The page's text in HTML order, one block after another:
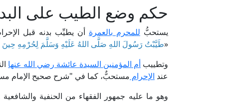
حكم وضع الطيب على
يستحبُّ للمحرم بالعمرة أن يطيِّب بدنه قبل
«طَيَّبْتُ رَسُولَ اللهِ صَلَّى اللهُ عَلَيْهِ وَسَلَّمَ لِحُرْمِهِ حِينَ
وتطييب أم المؤمنين السيدة عائشة رضي الله عنها
عند الإحرام مستحبٌّ، كما في "شرح صحيح الإمام مسلم" للإمام النَّوَوِي (8/
وهو ما عليه جمهور الفقهاء من الحنفية والشافعية